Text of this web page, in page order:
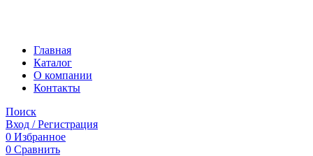
Главная
Каталог
О компании
Контакты
Поиск
Вход / Регистрация
0 Избранное
0 Сравнить